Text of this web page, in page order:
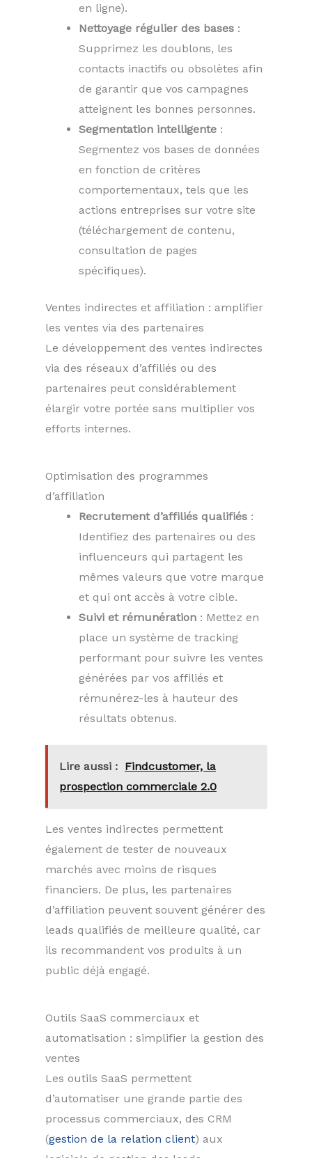
en ligne).
Nettoyage régulier des bases :
Supprimez les doublons, les
contacts inactifs ou obsolètes afin
de garantir que vos campagnes
atteignent les bonnes personnes.
Segmentation intelligente :
Segmentez vos bases de données
en fonction de critères
comportementaux, tels que les
actions entreprises sur votre site
(téléchargement de contenu,
consultation de pages
spécifiques).
Ventes indirectes et affiliation : amplifier
les ventes via des partenaires
Le développement des ventes indirectes
via des réseaux d’affiliés ou des
partenaires peut considérablement
élargir votre portée sans multiplier vos
efforts internes.
Optimisation des programmes
d’affiliation
Recrutement d’affiliés qualifiés :
Identifiez des partenaires ou des
influenceurs qui partagent les
mêmes valeurs que votre marque
et qui ont accès à votre cible.
Suivi et rémunération : Mettez en
place un système de tracking
performant pour suivre les ventes
générées par vos affiliés et
rémunérez-les à hauteur des
résultats obtenus.
Lire aussi : Findcustomer, la
prospection commerciale 2.0
Les ventes indirectes permettent
également de tester de nouveaux
marchés avec moins de risques
financiers. De plus, les partenaires
d’affiliation peuvent souvent générer des
leads qualifiés de meilleure qualité, car
ils recommandent vos produits à un
public déjà engagé.
Outils SaaS commerciaux et
automatisation : simplifier la gestion des
ventes
Les outils SaaS permettent
d’automatiser une grande partie des
processus commerciaux, des CRM
(gestion de la relation client) aux